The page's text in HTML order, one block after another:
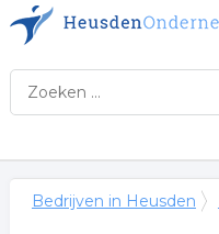
Bedrijven in Heusden